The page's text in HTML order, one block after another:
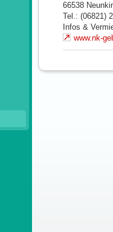
66538
Tel.: (06821)
Infos &
www.nk-